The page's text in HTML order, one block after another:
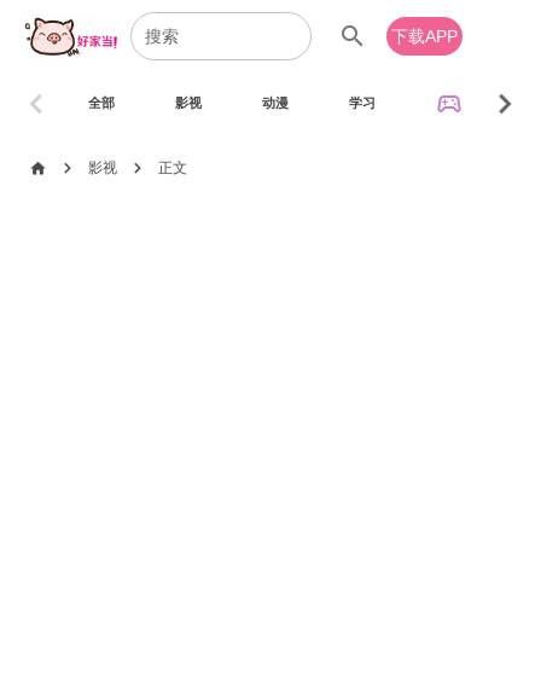
search 下载APP
全部 影视 动漫 学习 sports_esports
chevron_left chevron_right
home chevron_right 影视 chevron_right 正文